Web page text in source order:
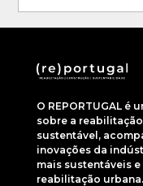
O REPORTUGAL é
sobre a
sustentável,
inovações da
mais sustentáveis
reabilitação